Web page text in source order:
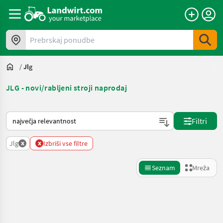
Prebrskaj ponudbe
/Jlg
JLG - novi/rabljeni stroji naprodaj
Tako je razvrščeno na Landwirt.com
Filtri
Jlg x x Izbriši vse filtre
Seznam Mreža